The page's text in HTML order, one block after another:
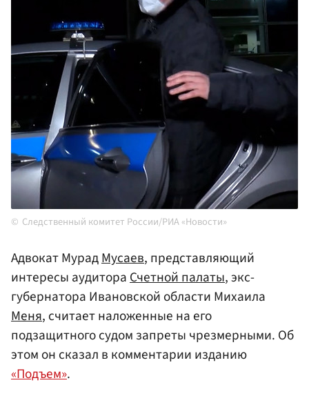
Следственный комитет России/РИА «Новости»
Адвокат МурадМусаев, представляющий
интересы аудитораСчетной палаты, экс-
губернатора Ивановской области Михаила
Меня, считает наложенные на его
подзащитного судом запреты чрезмерными. Об
этом он сказал в комментарии изданию
«Подъем».